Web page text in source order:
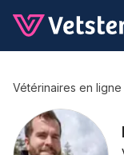
Vétérinaires en ligne